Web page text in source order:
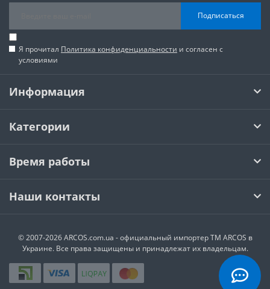
Подписаться
Я прочитал Политика конфиденциальности и согласен с
условиями
Информация
Категории
Время работы
Наши контакты
© 2007-2026 ARCOS.com.ua - официальный импортер ТМ ARCOS в
Украине. Все права защищены и принадлежат их владельцам.